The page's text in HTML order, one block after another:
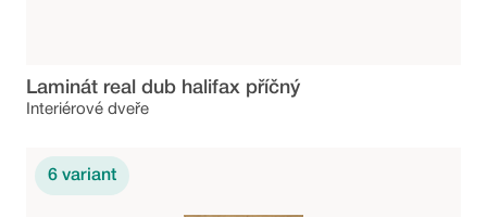
Laminát real dub halifax příčný
Interiérové dveře
6 variant